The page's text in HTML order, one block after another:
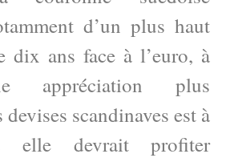
d’un plus haut
dix ans face à l’euro, à
appréciation plus
scandinaves est à
elle devrait profiter